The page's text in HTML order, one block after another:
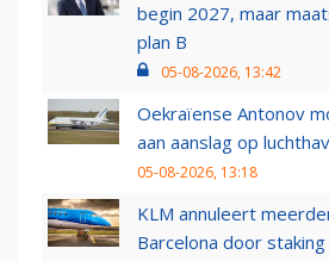
begin 2027, maar
plan B
05-08-2026, 13:42
Oekraïense Antonov
aan aanslag op
05-08-2026, 13:18
KLM annuleert
Barcelona door staking